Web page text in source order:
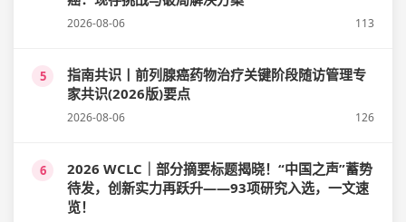
2026-08-06 113
5
指南共识丨前列腺癌药物治疗关键阶段随访管理专
家共识(2026版)要点
2026-08-06 126
6
2026 WCLC｜部分摘要标题揭晓！“中国之声”蓄势
待发，创新实力再跃升——93项研究入选，一文速
览！